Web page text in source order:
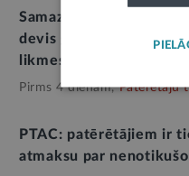
Samazinātais PVN
devis gaidīto cenu
likmes samazinājumu
Pirms 4 dienām, Patērētāju
PTAC: patērētājiem ir
atmaksu par